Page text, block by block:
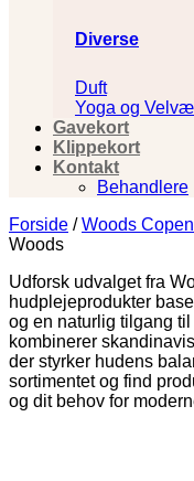
Diverse
Duft
Yoga og
Gavekort
Klippekort
Kontakt
Behandlere
Forside / Woods
Woods
Udforsk udvalget fra
hudplejeprodukter
og en naturlig tilgang
kombinerer
der styrker hudens
sortimentet og find
og dit behov for